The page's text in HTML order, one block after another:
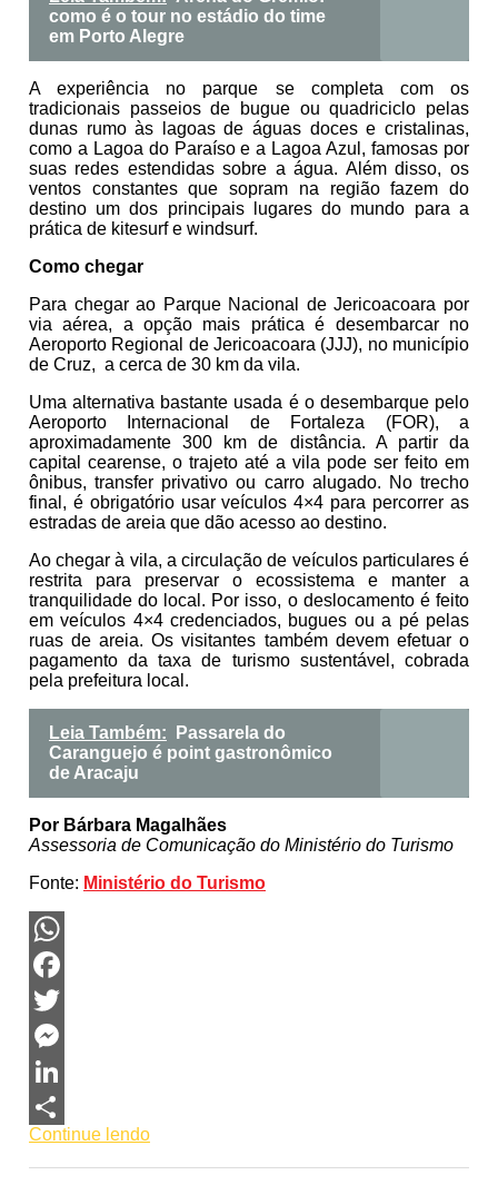
como é o tour no estádio do time
em Porto Alegre
A experiência no parque se completa com os
tradicionais passeios de bugue ou quadriciclo pelas
dunas rumo às lagoas de águas doces e cristalinas,
como a Lagoa do Paraíso e a Lagoa Azul, famosas por
suas redes estendidas sobre a água. Além disso, os
ventos constantes que sopram na região fazem do
destino um dos principais lugares do mundo para a
prática de kitesurf e windsurf.
Como chegar
Para chegar ao Parque Nacional de Jericoacoara por
via aérea, a opção mais prática é desembarcar no
Aeroporto Regional de Jericoacoara (JJJ), no município
de Cruz, a cerca de 30 km da vila.
Uma alternativa bastante usada é o desembarque pelo
Aeroporto Internacional de Fortaleza (FOR), a
aproximadamente 300 km de distância. A partir da
capital cearense, o trajeto até a vila pode ser feito em
ônibus, transfer privativo ou carro alugado. No trecho
final, é obrigatório usar veículos 4×4 para percorrer as
estradas de areia que dão acesso ao destino.
Ao chegar à vila, a circulação de veículos particulares é
restrita para preservar o ecossistema e manter a
tranquilidade do local. Por isso, o deslocamento é feito
em veículos 4×4 credenciados, bugues ou a pé pelas
ruas de areia. Os visitantes também devem efetuar o
pagamento da taxa de turismo sustentável, cobrada
pela prefeitura local.
Leia Também:
Passarela do
Caranguejo é point gastronômico
de Aracaju
Por Bárbara Magalhães
Assessoria de Comunicação do Ministério do Turismo
Fonte: Ministério do Turismo
WhatsApp
Facebook
Twitter
Messenger
LinkedIn
Share
Continue lendo